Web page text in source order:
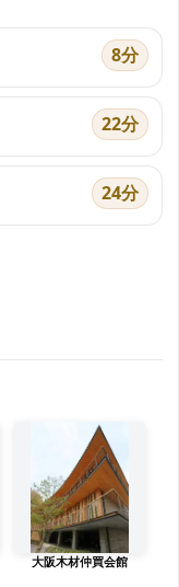
8分
22分
24分
大阪木材仲買会館